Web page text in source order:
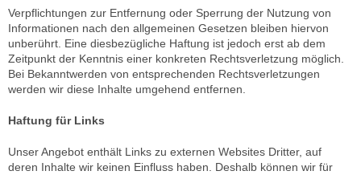
Verpflichtungen zur Entfernung oder Sperrung der Nutzung von
Informationen nach den allgemeinen Gesetzen bleiben hiervon
unberührt. Eine diesbezügliche Haftung ist jedoch erst ab dem
Zeitpunkt der Kenntnis einer konkreten Rechtsverletzung möglich.
Bei Bekanntwerden von entsprechenden Rechtsverletzungen
werden wir diese Inhalte umgehend entfernen.
Haftung für Links
Unser Angebot enthält Links zu externen Websites Dritter, auf
deren Inhalte wir keinen Einfluss haben. Deshalb können wir für